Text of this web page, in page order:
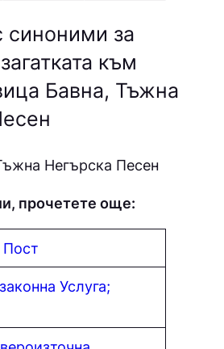
синоними за
към
Бавна, Тъжна
Негърска Песен
прочетете още:
Услуга;